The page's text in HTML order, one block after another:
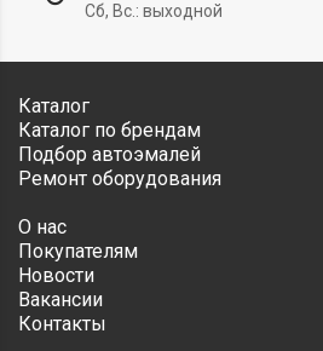
Сб, Вс.: выходной
Каталог
Каталог по брендам
Подбор автоэмалей
Ремонт оборудования
О нас
Покупателям
Новости
Вакансии
Контакты